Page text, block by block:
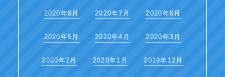
2020年8月 2020年7月 2020年6月
2020年5月 2020年4月 2020年3月
2020年2月 2020年1月 2019年12月